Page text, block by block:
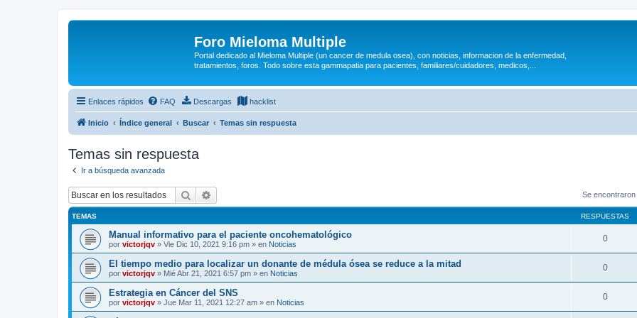
Foro Mieloma Multiple
Portal dedicado al Mieloma Multiple (un cancer de medula osea), con noticias, informacion de la enfermedad,
tratamientos, foros. Todo sobre esta gammapatia para pacientes, familiares/cuidadores, medicos,...
Enlaces rápidos FAQ Descargas hacklist
Inicio Índice general Buscar Temas sin respuesta
Temas sin respuesta
Ir a búsqueda avanzada
Buscar Se
TEMAS RESPUESTAS
Manual informativo para el paciente oncohematológico
por victorjqv » Vie Dic 10, 2021 9:16 pm » en Noticias
0
El tiempo medio para localizar un donante de médula ósea se reduce a la mitad
por victorjqv » Mié Abr 21, 2021 6:57 pm » en Noticias
0
Estrategia en Cáncer del SNS
por victorjqv » Jue Mar 11, 2021 12:27 am » en Noticias
0